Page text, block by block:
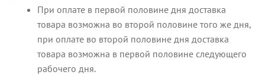
При оплате в первой половине дня доставка
товара возможна во второй половине того же дня,
при оплате во второй половине дня доставка
товара возможна в первой половине следующего
рабочего дня.